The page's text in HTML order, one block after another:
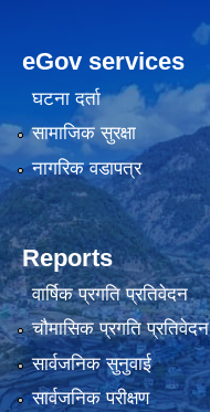
eGov services
घटना दर्ता
सामाजिक सुरक्षा
नागरिक वडापत्र
Reports
वार्षिक प्रगति प्रतिवेदन
चौमासिक प्रगति प्रतिवेदन
सार्वजनिक सुनुवाई
सार्वजनिक परीक्षण